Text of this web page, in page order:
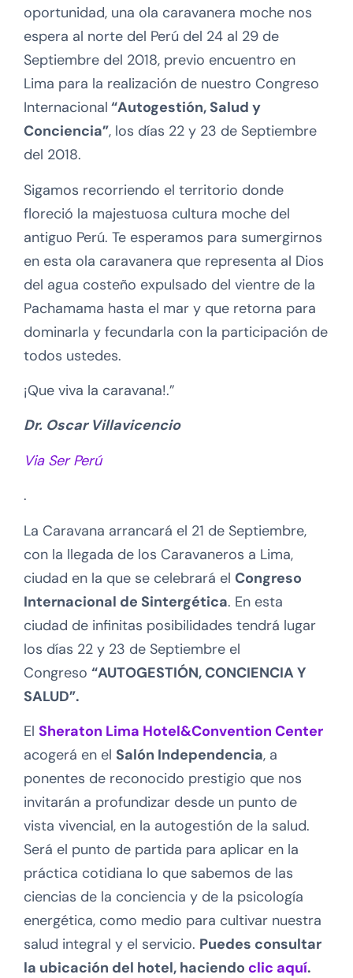
oportunidad, una ola caravanera moche nos
espera al norte del Perú del 24 al 29 de
Septiembre del 2018, previo encuentro en
Lima para la realización de nuestro Congreso
Internacional “Autogestión, Salud y
Conciencia”, los días 22 y 23 de Septiembre
del 2018.
Sigamos recorriendo el territorio donde
floreció la majestuosa cultura moche del
antiguo Perú. Te esperamos para sumergirnos
en esta ola caravanera que representa al Dios
del agua costeño expulsado del vientre de la
Pachamama hasta el mar y que retorna para
dominarla y fecundarla con la participación de
todos ustedes.
¡Que viva la caravana!.”
Dr. Oscar Villavicencio
Via Ser Perú
.
La Caravana arrancará el 21 de Septiembre,
con la llegada de los Caravaneros a Lima,
ciudad en la que se celebrará el Congreso
Internacional de Sintergética. En esta
ciudad de infinitas posibilidades tendrá lugar
los días 22 y 23 de Septiembre el
Congreso “AUTOGESTIÓN, CONCIENCIA Y
SALUD”.
El Sheraton Lima Hotel&Convention Center
acogerá en el Salón Independencia, a
ponentes de reconocido prestigio que nos
invitarán a profundizar desde un punto de
vista vivencial, en la autogestión de la salud.
Será el punto de partida para aplicar en la
práctica cotidiana lo que sabemos de las
ciencias de la conciencia y de la psicología
energética, como medio para cultivar nuestra
salud integral y el servicio. Puedes consultar
la ubicación del hotel, haciendo clic aquí.